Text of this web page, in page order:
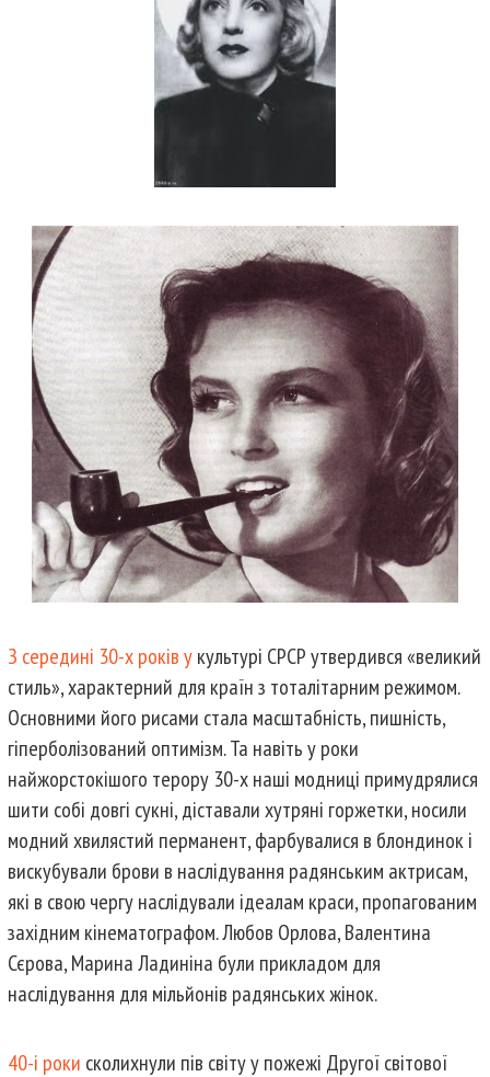
З середині 30-х років укультурі СРСР утвердився «великий
стиль», характерний для країн з тоталітарним режимом.
Основними його рисами стала масштабність, пишність,
гіперболізований оптимізм. Та навіть у роки
найжорстокішого терору 30-х наші модниці примудрялися
шити собі довгі сукні, діставали хутряні горжетки, носили
модний хвилястий перманент, фарбувалися в блондинок і
вискубували брови в наслідування радянським актрисам,
які в свою чергу наслідували ідеалам краси, пропагованим
західним кінематографом. Любов Орлова, Валентина
Сєрова, Марина Ладиніна були прикладом для
наслідування для мільйонів радянських жінок.
40-і роки сколихнули пів світу у пожежі Другої світової